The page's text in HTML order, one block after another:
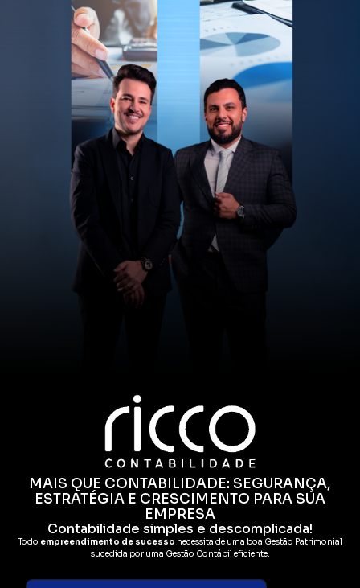
MAIS QUE CONTABILIDADE: SEGURANÇA,
ESTRATÉGIA E CRESCIMENTO PARA SUA
EMPRESA
Contabilidade simples e descomplicada!
Todo empreendimento de sucesso necessita de uma boa Gestão Patrimonial
sucedida por uma Gestão Contábil eficiente.